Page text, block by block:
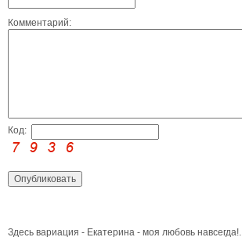
Комментарий:
Код:
Здесь вариация - Екатерина - моя любовь навсегда!.